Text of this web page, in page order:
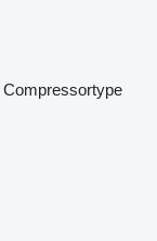
Compressortype